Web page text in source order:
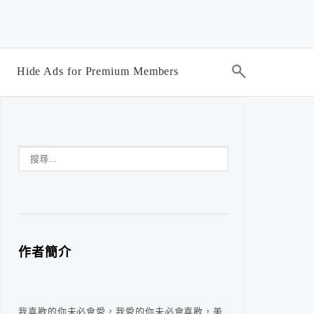
Hide Ads for Premium Members
作者簡介
我喜歡的你未必會愛，我愛的你未必會喜歡，美